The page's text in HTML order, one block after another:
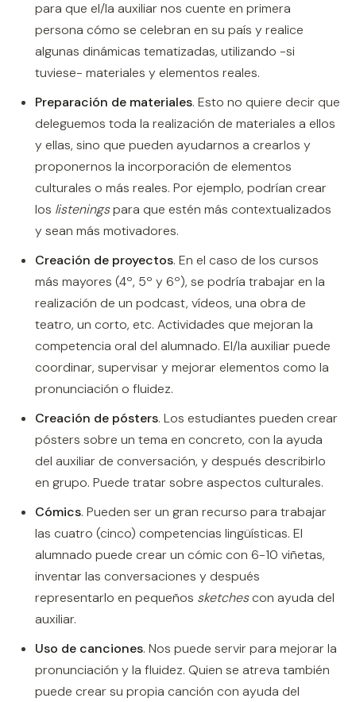
para que el/la auxiliar nos cuente en primera
persona cómo se celebran en su país y realice
algunas dinámicas tematizadas, utilizando -si
tuviese- materiales y elementos reales.
Preparación de materiales. Esto no quiere decir que
deleguemos toda la realización de materiales a ellos
y ellas, sino que pueden ayudarnos a crearlos y
proponernos la incorporación de elementos
culturales o más reales. Por ejemplo, podrían crear
los listeningspara que estén más contextualizados
y sean más motivadores.
Creación de proyectos. En el caso de los cursos
más mayores (4º, 5º y 6º), se podría trabajar en la
realización de un podcast, vídeos, una obra de
teatro, un corto, etc. Actividades que mejoran la
competencia oral del alumnado. El/la auxiliar puede
coordinar, supervisar y mejorar elementos como la
pronunciación o fluidez.
Creación de pósters. Los estudiantes pueden crear
pósters sobre un tema en concreto, con la ayuda
del auxiliar de conversación, y después describirlo
en grupo. Puede tratar sobre aspectos culturales.
Cómics. Pueden ser un gran recurso para trabajar
las cuatro (cinco) competencias lingüísticas. El
alumnado puede crear un cómic con 6-10 viñetas,
inventar las conversaciones y después
representarlo en pequeños sketchescon ayuda del
auxiliar.
Uso de canciones. Nos puede servir para mejorar la
pronunciación y la fluidez. Quien se atreva también
puede crear su propia canción con ayuda del